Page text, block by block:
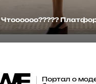
Чтоооооо?????
Портал о